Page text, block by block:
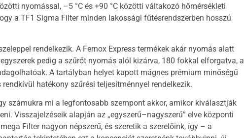
nyomással, –5 °C és +90 °C közötti váltakozó hőmérsékleti
a TF1 Sigma Filter minden lakossági fűtésrendszerben hosszú
rendelkezik. A Fernox Express termékek akár nyomás alatt
pedig a szűrőt nyomás alól kizárva, 180 fokkal elforgatva, a
A tartályban helyet kapott mágnes prémium minőségű
hatékony szűrési teljesítménnyel rendelkezik.
számukra mi a legfontosabb szempont akkor, amikor kiválasztják
Visszajelzéseik alapján az „egyszerű–nagyszerű” elve központi
Filter nagyon népszerű, és szeretik a szerelőink, így – a